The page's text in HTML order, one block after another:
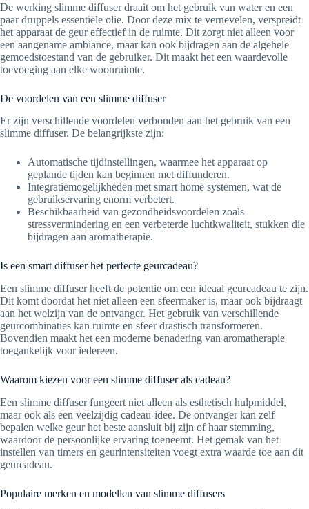
De werking slimme diffuser draait om het gebruik van water en een
paar druppels essentiële olie. Door deze mix te vernevelen, verspreidt
het apparaat de geur effectief in de ruimte. Dit zorgt niet alleen voor
een aangename ambiance, maar kan ook bijdragen aan de algehele
gemoedstoestand van de gebruiker. Dit maakt het een waardevolle
toevoeging aan elke woonruimte.
De voordelen van een slimme diffuser
Er zijn verschillende voordelen verbonden aan het gebruik van een
slimme diffuser. De belangrijkste zijn:
Automatische tijdinstellingen, waarmee het apparaat op
geplande tijden kan beginnen met diffunderen.
Integratiemogelijkheden met smart home systemen, wat de
gebruikservaring enorm verbetert.
Beschikbaarheid van gezondheidsvoordelen zoals
stressvermindering en een verbeterde luchtkwaliteit, stukken die
bijdragen aan aromatherapie.
Is een smart diffuser het perfecte geurcadeau?
Een slimme diffuser heeft de potentie om een ideaal geurcadeau te zijn.
Dit komt doordat het niet alleen een sfeermaker is, maar ook bijdraagt
aan het welzijn van de ontvanger. Het gebruik van verschillende
geurcombinaties kan ruimte en sfeer drastisch transformeren.
Bovendien maakt het een moderne benadering van aromatherapie
toegankelijk voor iedereen.
Waarom kiezen voor een slimme diffuser als cadeau?
Een slimme diffuser fungeert niet alleen als esthetisch hulpmiddel,
maar ook als een veelzijdig cadeau-idee. De ontvanger kan zelf
bepalen welke geur het beste aansluit bij zijn of haar stemming,
waardoor de persoonlijke ervaring toeneemt. Het gemak van het
instellen van timers en geurintensiteiten voegt extra waarde toe aan dit
geurcadeau.
Populaire merken en modellen van slimme diffusers